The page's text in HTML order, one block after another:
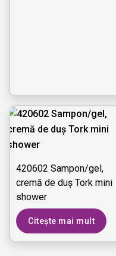
420602 Sampon/gel,
cremă de duș Tork mini
shower
Citește mai mult